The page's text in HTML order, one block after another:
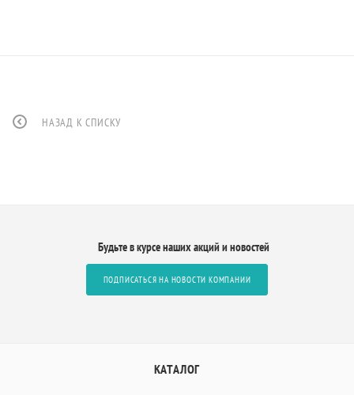
НАЗАД К СПИСКУ
Будьте в курсе наших акций и новостей
ПОДПИСАТЬСЯ НА НОВОСТИ КОМПАНИИ
КАТАЛОГ